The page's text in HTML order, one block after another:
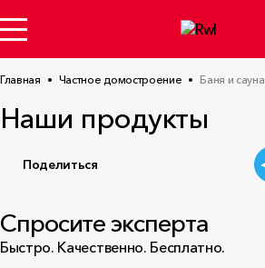
Главная Частное домостроение Баня и сауна
Наши продукты
Поделиться
Спросите эксперта
Быстро. Качественно. Бесплатно.